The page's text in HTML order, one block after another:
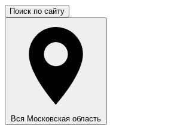
Поиск по сайту
Вся Московская область